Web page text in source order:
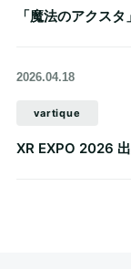
「魔法のアクス
2026.04.18
vartique
XR EXPO 2026